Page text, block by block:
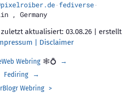
· fediverse·
, Germany
zuletzt aktualisiert: 03.08.26 | erstellt
| Disclaimer
Webring 🕸💍
→
Fediring
→
Webring >